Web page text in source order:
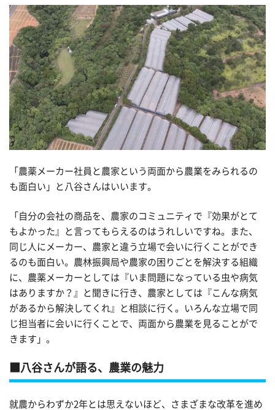
「農薬メーカー社員と農家という両面から農業をみられるの
も面白い」と八谷さんはいいます。
「自分の会社の商品を、農家のコミュニティで『効果がとて
もよかった』と言ってもらえるのはうれしいですね。また、
同じ人にメーカー、農家と違う立場で会いに行くことができ
るのも面白い。農林振興局や農家の困りごとを解決する組織
に、農薬メーカーとしては『いま問題になっている虫や病気
はありますか？』と聞きに行き、農家としては『こんな病気
があるから解決してくれ』と相談に行く。いろんな立場で同
じ担当者に会いに行くことで、両面から農業を見ることがで
きます」。
八谷さんが語る、農業の魅力
就農からわずか2年とは思えないほど、さまざまな改革を進め